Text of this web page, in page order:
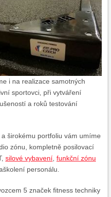
Posilovací stroje
i na realizace samotných
sportovci, při vytváření
a roků testování
širokému portfoliu vám umíme
zónu, kompletně posilovací
silové vybavení funkční zónu
personálu.
5 značek fitness techniky